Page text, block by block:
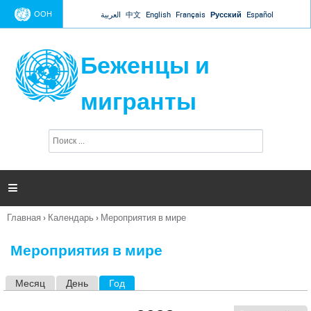
Jump to navigation
ООН العربية 中文 English Français Русский Español
Беженцы и
мигранты
п
и

Вы
Главная › Календарь › Мероприятия в мире
Мероприятия в мире
Месяц День Год